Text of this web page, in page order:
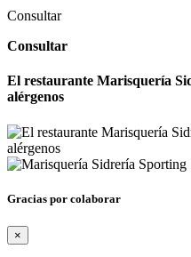
Consultar
Consultar
El restaurante Marisquería
alérgenos
Gracias por colaborar
×